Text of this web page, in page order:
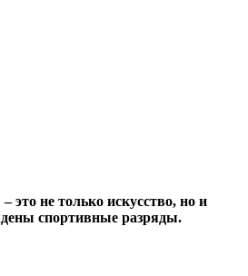
это не только искусство, но и
спортивные разряды.